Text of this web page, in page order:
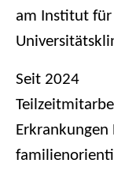
am Institut
Seit 2024
Erkrankungen